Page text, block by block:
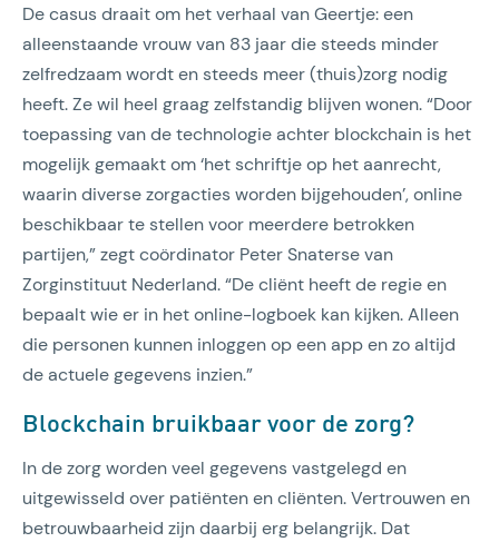
De casus draait om het verhaal van Geertje: een
alleenstaande vrouw van 83 jaar die steeds minder
zelfredzaam wordt en steeds meer (thuis)zorg nodig
heeft. Ze wil heel graag zelfstandig blijven wonen. “Door
toepassing van de technologie achter blockchain is het
mogelijk gemaakt om ‘het schriftje op het aanrecht,
waarin diverse zorgacties worden bijgehouden’, online
beschikbaar te stellen voor meerdere betrokken
partijen,” zegt coördinator Peter Snaterse van
Zorginstituut Nederland. “De cliënt heeft de regie en
bepaalt wie er in het online-logboek kan kijken. Alleen
die personen kunnen inloggen op een app en zo altijd
de actuele gegevens inzien.”
Blockchain bruikbaar voor de zorg?
In de zorg worden veel gegevens vastgelegd en
uitgewisseld over patiënten en cliënten. Vertrouwen en
betrouwbaarheid zijn daarbij erg belangrijk. Dat